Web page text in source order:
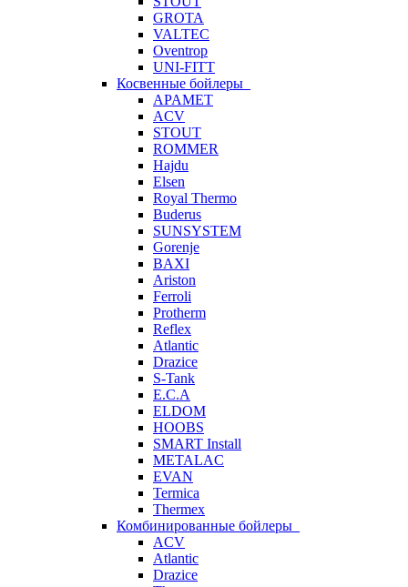
GROTA
VALTEC
Oventrop
UNI-FITT
Косвенные бойлеры
APAMET
ACV
STOUT
ROMMER
Hajdu
Elsen
Royal Thermo
Buderus
SUNSYSTEM
Gorenje
BAXI
Ariston
Ferroli
Protherm
Reflex
Atlantic
Drazice
S-Tank
E.C.A
ELDOM
HOOBS
SMART Install
METALAC
EVAN
Termica
Thermex
Комбинированные бойлеры
ACV
Atlantic
Drazice